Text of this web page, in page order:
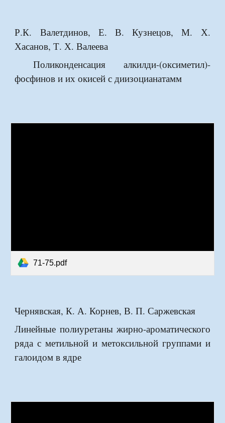
Р.К. Валетдинов, Е. В. Кузнецов, М. Х.
Хасанов, Т. Х. Валеева
Поликонденсация алкилди-(оксиметил)-
фосфинов и их окисей с диизоцианатамм
71-75.pdf
Чернявская, К. А. Корнев, В. П. Саржевская
Линейные полиуретаны жирно-ароматического
ряда с метильной и метоксильной группами и
галоидом в ядре